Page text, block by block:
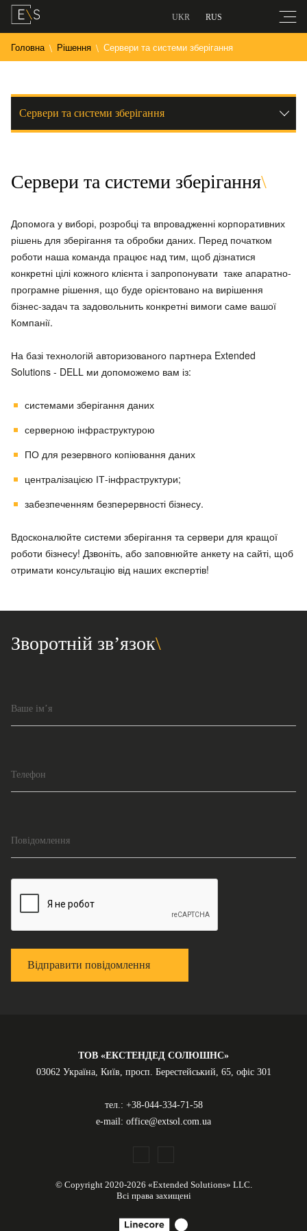
UKR RUS
Головна Рішення Сервери та системи зберігання
Сервери та системи зберігання
Допомога у виборі, розробці та впровадженні корпоративних
рішень для зберігання та обробки даних. Перед початком
роботи наша команда працює над тим, щоб дізнатися
конкретні цілі кожного клієнта і запропонувати таке апаратно-
програмне рішення, що буде орієнтовано на вирішення
бізнес-задач та задовольнить конкретні вимоги саме вашої
Компанії.
На базі технологій авторизованого партнера Extended
Solutions - DELL ми допоможемо вам із:
системами зберігання даних
серверною інфраструктурою
ПО для резервного копіювання даних
централізацією ІТ-інфраструктури;
забезпеченням безперервності бізнесу.
Вдосконалюйте системи зберігання та сервери для кращої
роботи бізнесу! Дзвоніть, або заповнюйте анкету на сайті, щоб
отримати консультацію від наших експертів!
Сервери та системи зберігання
Зворотній зв’язок
Ваше ім’я
Телефон
Повідомлення
Відправити повідомлення
ТОВ «ЕКСТЕНДЕД СОЛЮШНС»
03062 Україна, Київ, просп. Берестейський, 65, офіс 301
тел.: +38-044-334-71-58
e-mail: office@extsol.com.ua
© Copyright 2020-2026 «Extended Solutions» LLC.
Всі права захищені